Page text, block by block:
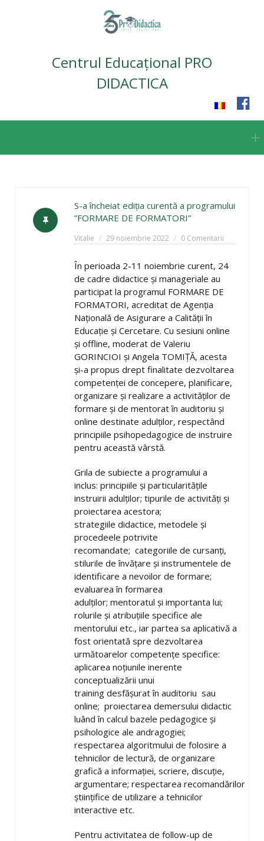
Centrul Educațional PRO
DIDACTICA
content
S-a încheiat ediția curentă a programului
”FORMARE DE FORMATORI”
Vitalie 29 noiembrie 2022 0 Comentarii
În perioada 2-11 noiembrie curent, 24
de cadre didactice și manageriale au
participat la programul FORMARE DE
FORMATORI, acreditat de Agenția
Națională de Asigurare a Calității în
Educație și Cercetare. Cu sesiuni online
și offline, moderat de Valeriu
GORINCIOI și Angela TOMIȚĂ, acesta
și-a propus drept finalitate dezvoltarea
competenței de concepere, planificare,
organizare și realizare a activităților de
formare și de mentorat în auditoriu și
online destinate adulților, respectând
principiile psihopedagogice de instruire
pentru această vârstă.
Grila de subiecte a programului a
inclus: principiile și particularitățile
instruirii adulților; tipurile de activități și
proiectarea acestora;
strategiile didactice, metodele și
procedeele potrivite
recomandate; categoriile de cursanți,
stilurile de învățare și instrumentele de
identificare a nevoilor de formare;
evaluarea în formarea
adulților; mentoratul și importanta lui;
rolurile și atribuțiile specifice ale
mentorului etc., iar partea sa aplicativă a
fost orientată spre dezvoltarea
următoarelor competențe specifice:
aplicarea noțiunile inerente
conceptualizării unui
training desfășurat în auditoriu sau
online; proiectarea demersului didactic
luând în calcul bazele pedagogice și
psihologice ale andragogiei;
respectarea algoritmului de folosire a
tehnicilor de lectură, de organizare
grafică a informației, scriere, discuție,
argumentare; respectarea recomandărilor
științifice de utilizare a tehnicilor
interactive etc.
Pentru activitatea de follow-up de